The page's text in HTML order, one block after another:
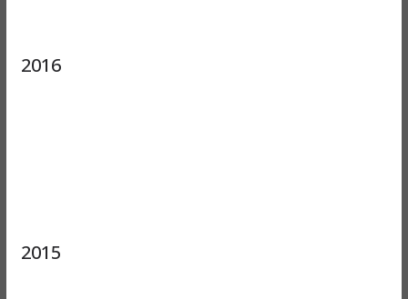
2016
2015